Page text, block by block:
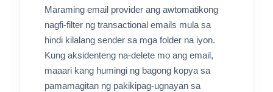
Maraming email provider ang awtomatikong
nagfi-filter ng transactional emails mula sa
hindi kilalang sender sa mga folder na iyon.
Kung aksidenteng na-delete mo ang email,
maaari kang humingi ng bagong kopya sa
pamamagitan ng pakikipag-ugnayan sa